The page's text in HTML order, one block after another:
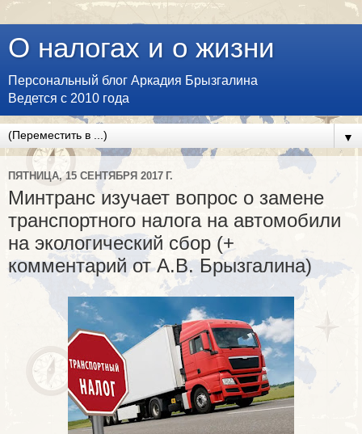
О налогах и о жизни
Персональный блог Аркадия Брызгалина
Ведется с 2010 года
▼
ПЯТНИЦА, 15 СЕНТЯБРЯ 2017 Г.
Минтранс изучает вопрос о замене
транспортного налога на автомобили
на экологический сбор (+
комментарий от А.В. Брызгалина)